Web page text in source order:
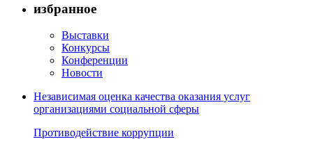
избранное
Выставки
Конкурсы
Конференции
Новости
Независимая оценка качества оказания услуг
организациями социальной сферы
Противодействие коррупции